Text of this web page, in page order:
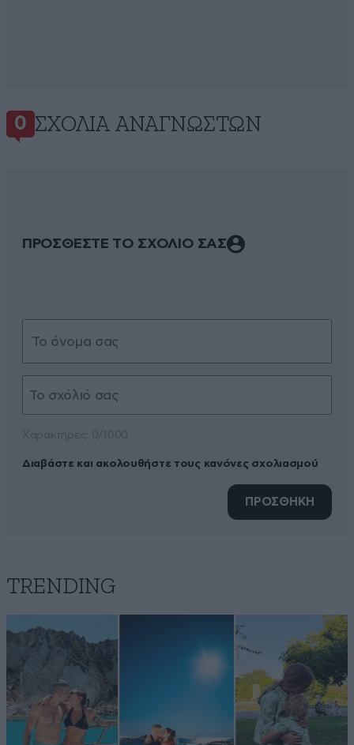
0 ΣΧΌΛΙΑ ΑΝΑΓΝΩΣΤΏΝ
ΠΡΟΣΘΕΣΤΕ ΤΟ ΣΧΟΛΙΟ ΣΑΣ
Διαβάστε και ακολουθήστε τους κανόνες σχολιασμού
ΠΡΟΣΘΗΚΗ
TRENDING